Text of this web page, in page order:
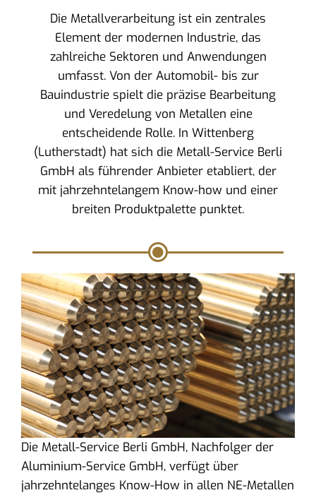
Die Metallverarbeitung ist ein zentrales
Element der modernen Industrie, das
zahlreiche Sektoren und Anwendungen
umfasst. Von der Automobil- bis zur
Bauindustrie spielt die präzise Bearbeitung
und Veredelung von Metallen eine
entscheidende Rolle. In Wittenberg
(Lutherstadt) hat sich die Metall-Service Berli
GmbH als führender Anbieter etabliert, der
mit jahrzehntelangem Know-how und einer
breiten Produktpalette punktet.
Die Metall-Service Berli GmbH, Nachfolger der
Aluminium-Service GmbH, verfügt über
jahrzehntelanges Know-How in allen NE-Metallen